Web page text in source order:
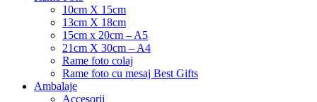
10cm X 15cm
13cm X 18cm
15cm x 20cm – A5
21cm X 30cm – A4
Rame foto colaj
Rame foto cu mesaj Best Gifts
Ambalaje
Accesorii